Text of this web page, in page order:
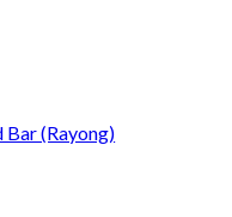
Bar (Rayong)